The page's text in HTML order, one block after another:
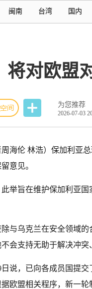
闽南 台湾 国内
将对欧盟
为您推荐
2026-07-03
海伦 林浩）保加利亚
意见。
举旨在维护保加利亚
与乌克兰在安全领域
会支持无助于解决冲突
说，已向各成员国提
欧盟相关程序，新一